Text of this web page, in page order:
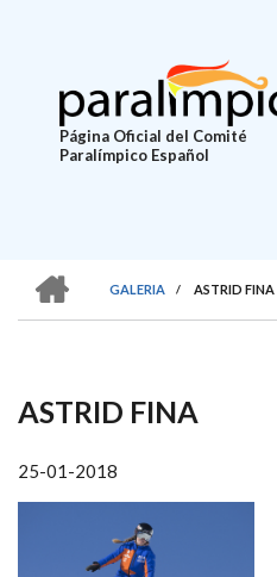
principal
Página Oficial del Comité
Paralímpico Español
SOBRESCRIBIR
DE
AYUDA
A
LA
NAVEGACIÓN
GALERIA
/ ASTRID FINA
ASTRID FINA
25-01-2018